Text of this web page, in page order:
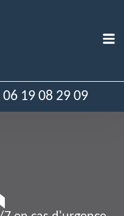
06 19 08 29 09